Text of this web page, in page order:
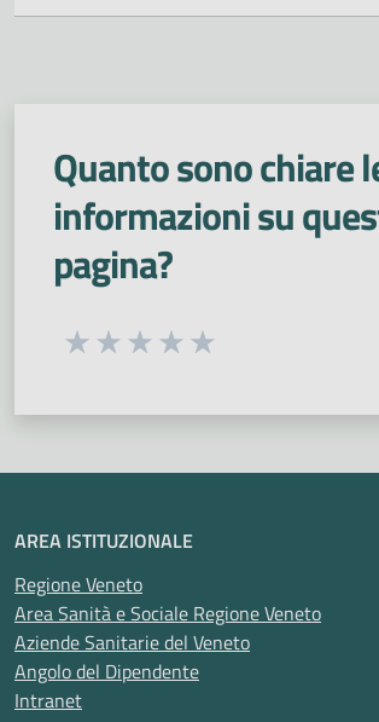
Quanto sono chiare
informazioni su
pagina?
Seleziona una valutazione
AREA ISTITUZIONALE
Regione Veneto
Area Sanità e Sociale Regione Veneto
Aziende Sanitarie del Veneto
Angolo del Dipendente
Intranet